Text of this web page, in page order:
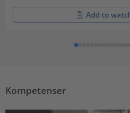
Add to
Kompetenser